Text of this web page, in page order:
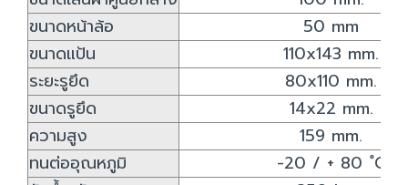
ขนาดหน้าล้อ
50 mm
ขนาดแป้น
110x143 mm.
ระยะรูยึด
80x110 mm.
ขนาดรูยึด
14x22 mm.
ความสูง
159 mm.
ทนต่ออุณหภูมิ
-20 / + 80 ํC